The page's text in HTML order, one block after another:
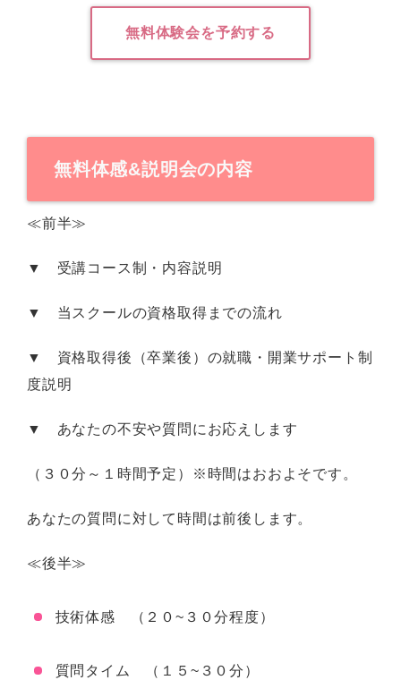
無料体験会を予約する
無料体感&説明会の内容
≪前半≫
▼ 受講コース制・内容説明
▼ 当スクールの資格取得までの流れ
▼
資格取得後（卒業後）の就職・開業サポート制
度説明
▼ あなたの不安や質問にお応えします
（３０分～１時間予定）※時間はおおよそです。
あなたの質問に対して時間は前後します。
≪後半≫
技術体感 （２０~ ３０分程度）
質問タイム （１５ ~ ３０分）